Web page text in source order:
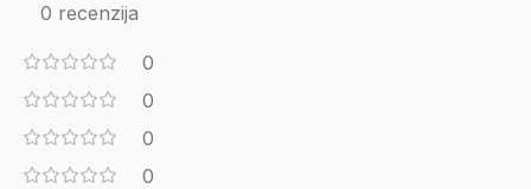
0 recenzija
0
0
0
0